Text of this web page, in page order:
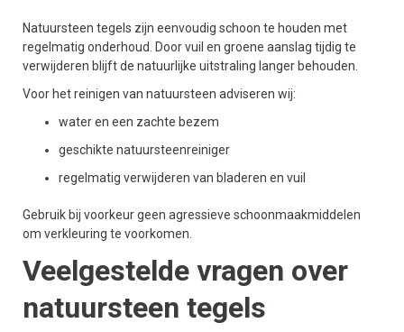
Natuursteen tegels zijn eenvoudig schoon te houden met
regelmatig onderhoud. Door vuil en groene aanslag tijdig te
verwijderen blijft de natuurlijke uitstraling langer behouden.
Voor het reinigen van natuursteen adviseren wij:
water en een zachte bezem
geschikte natuursteenreiniger
regelmatig verwijderen van bladeren en vuil
Gebruik bij voorkeur geen agressieve schoonmaakmiddelen
om verkleuring te voorkomen.
Veelgestelde vragen over
natuursteen tegels